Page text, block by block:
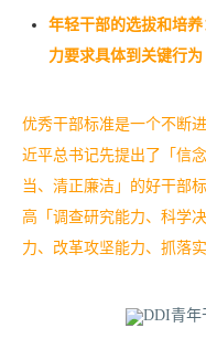
年轻干部的选拔和培
力要求具体到关键行为
优秀干部标准是一个不断
近平总书记先提出了「信
当、清正廉洁」的好干部
高「调查研究能力、科学
力、改革攻坚能力、抓落实